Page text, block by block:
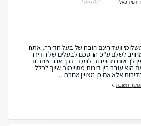
רפי רפאלי 14/07/2021
וועד הינם חובה של בעל הדירה, אתה
לשלם ע"פ ההסכם לבעלים של הדירה
לך שום מחוייבות לוועד. דרך אגב צינור גם
הוא עובר בין דירות מסויימות שייך לכלל
אלא אם כן מצויין אחרת...
תשובה